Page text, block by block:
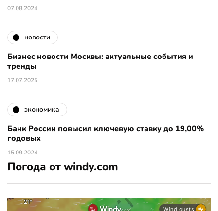
07.08.2024
новости
Бизнес новости Москвы: актуальные события и
тренды
17.07.2025
экономика
Банк России повысил ключевую ставку до 19,00%
годовых
15.09.2024
Погода от windy.com